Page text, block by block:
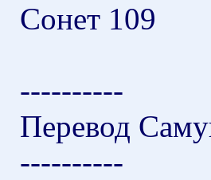
Сонет 109
----------
Перевод
----------